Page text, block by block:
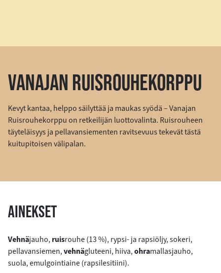
VANAJAN RUISROUHEKORPPU
Kevyt kantaa, helppo säilyttää ja maukas syödä – Vanajan
Ruisrouhekorppu on retkeilijän luottovalinta. Ruisrouheen
täyteläisyys ja pellavansiementen ravitsevuus tekevät tästä
kuitupitoisen välipalan.
AINEKSET
Vehnäjauho, ruisrouhe (13 %), rypsi- ja rapsiöljy, sokeri,
pellavansiemen,vehnägluteeni, hiiva,ohramallasjauho,
suola, emulgointiaine (rapsilesitiini).